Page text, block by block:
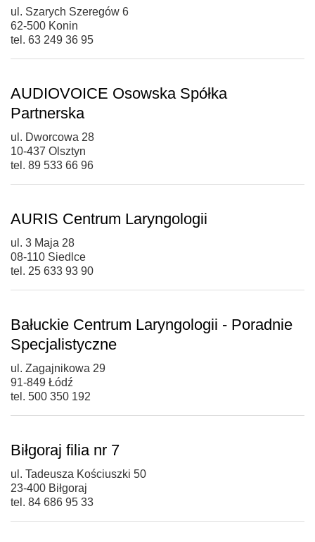
ul. Szarych Szeregów 6
62-500 Konin
tel. 63 249 36 95
AUDIOVOICE Osowska Spółka
Partnerska
ul. Dworcowa 28
10-437 Olsztyn
tel. 89 533 66 96
AURIS Centrum Laryngologii
ul. 3 Maja 28
08-110 Siedlce
tel. 25 633 93 90
Bałuckie Centrum Laryngologii - Poradnie
Specjalistyczne
ul. Zagajnikowa 29
91-849 Łódź
tel. 500 350 192
Biłgoraj filia nr 7
ul. Tadeusza Kościuszki 50
23-400 Biłgoraj
tel. 84 686 95 33